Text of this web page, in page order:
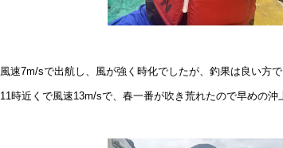
風速7m/sで出航し、風が強く時化でしたが、釣果は良い方
11時近くで風速13m/sで、春一番が吹き荒れたので早めの沖